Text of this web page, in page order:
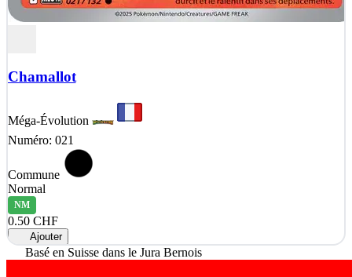
Chamallot
Méga-Évolution
Numéro: 021
Commune
Normal
NM
0.50 CHF
Ajouter
Basé en Suisse dans le Jura Bernois